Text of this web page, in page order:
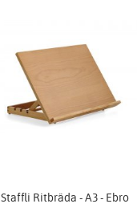
Staffli Ritbräda - A3 - Ebro